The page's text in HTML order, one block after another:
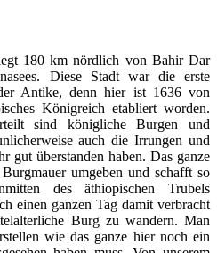
180 km nördlich von Bahir Dar
Diese Stadt war die erste
Antike, denn hier ist 1636 von
Königreich etabliert worden.
sind königliche Burgen und
auch die Irrungen und
gut überstanden haben. Das ganze
umgeben und schafft so
des äthiopischen Trubels
einen ganzen Tag damit verbracht
Burg zu wandern. Man
wie das ganze hier noch ein